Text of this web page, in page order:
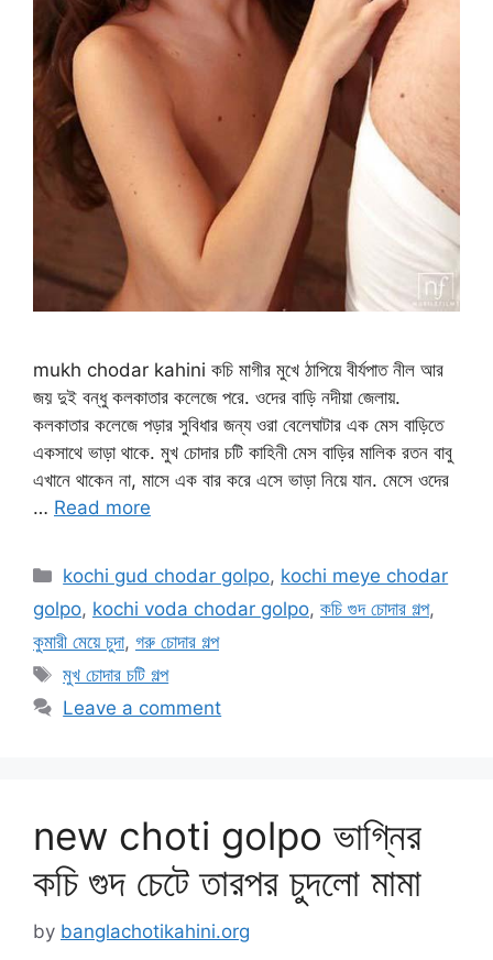
mukh chodar kahini কচি মাগীর মুখে ঠাপিয়ে বীর্যপাত নীল আর
জয় দুই বন্ধু কলকাতার কলেজে পরে. ওদের বাড়ি নদীয়া জেলায়.
কলকাতার কলেজে পড়ার সুবিধার জন্য ওরা বেলেঘাটার এক মেস বাড়িতে
একসাথে ভাড়া থাকে. মুখ চোদার চটি কাহিনী মেস বাড়ির মালিক রতন বাবু
এখানে থাকেন না, মাসে এক বার করে এসে ভাড়া নিয়ে যান. মেসে ওদের
… Read more
Categories
kochi gud chodar golpo, kochi meye chodar
golpo, kochi voda chodar golpo, কচি গুদ চোদার গল্প,
কুমারী মেয়ে চুদা, গরু চোদার গল্প
Tags
মুখ চোদার চটি গল্প
Leave a comment
new choti golpo ভাগ্নির
কচি গুদ চেটে তারপর চুদলো মামা
by banglachotikahini.org